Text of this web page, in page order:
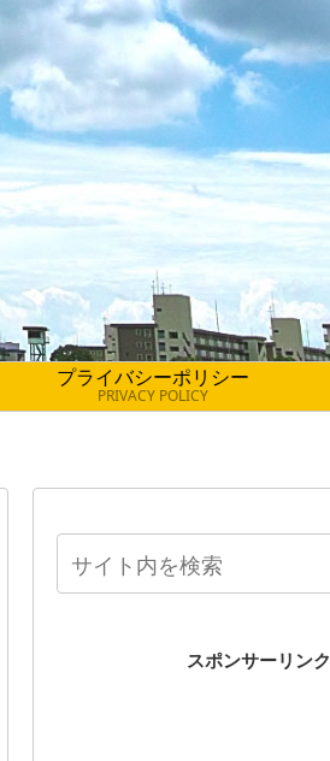
プライバシーポリシー
PRIVACY POLICY
スポンサーリンク